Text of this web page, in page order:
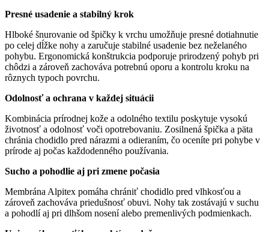
Presné usadenie a stabilný krok
Hlboké šnurovanie od špičky k vrchu umožňuje presné dotiahnutie
po celej dĺžke nohy a zaručuje stabilné usadenie bez neželaného
pohybu. Ergonomická konštrukcia podporuje prirodzený pohyb pri
chôdzi a zároveň zachováva potrebnú oporu a kontrolu kroku na
rôznych typoch povrchu.
Odolnosť a ochrana v každej situácii
Kombinácia prírodnej kože a odolného textilu poskytuje vysokú
životnosť a odolnosť voči opotrebovaniu. Zosilnená špička a päta
chránia chodidlo pred nárazmi a odieraním, čo oceníte pri pohybe v
prírode aj počas každodenného používania.
Sucho a pohodlie aj pri zmene počasia
Membrána Alpitex pomáha chrániť chodidlo pred vlhkosťou a
zároveň zachováva priedušnosť obuvi. Nohy tak zostávajú v suchu
a pohodlí aj pri dlhšom nosení alebo premenlivých podmienkach.